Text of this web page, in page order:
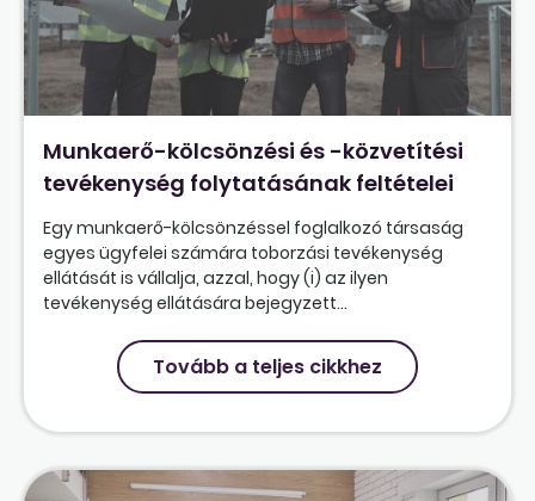
Munkaerő-kölcsönzési és -közvetítési
tevékenység folytatásának feltételei
Egy munkaerő-kölcsönzéssel foglalkozó társaság
egyes ügyfelei számára toborzási tevékenység
ellátását is vállalja, azzal, hogy (i) az ilyen
tevékenység ellátására bejegyzett...
Tovább a teljes cikkhez